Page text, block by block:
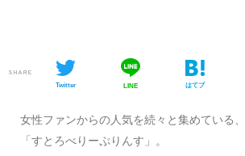
SHARE
Twitter LINE はてブ
女性ファンからの人気を続々と集めている
「すとろべりーぷりんす」。